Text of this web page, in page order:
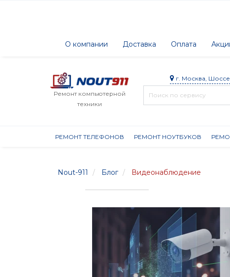
О компании Доставка Оплата
Ремонт компьютерной
техники
г. Москва, Шоссе
РЕМОНТ ТЕЛЕФОНОВ РЕМОНТ НОУТБУКОВ
Nout-911 Блог Видеонаблюдение